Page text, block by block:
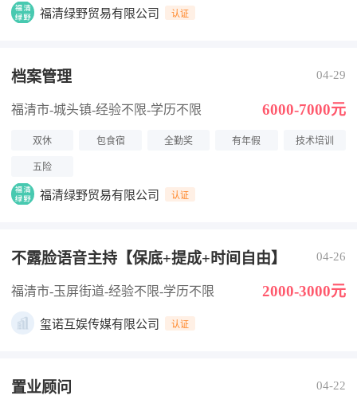
福清绿野贸易有限公司 认证
档案管理 04-29
福清市-城头镇-经验不限-学历不限 6000-7000元
双休 包食宿 全勤奖 有年假 技术培训
五险
福清绿野贸易有限公司 认证
不露脸语音主持【保底+提成+时间自由】 04-26
福清市-玉屏街道-经验不限-学历不限 2000-3000元
玺诺互娱传媒有限公司 认证
置业顾问 04-22